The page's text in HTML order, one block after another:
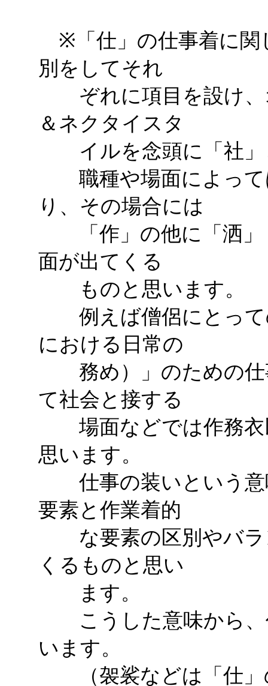
※「仕」の仕事着に関
別をしてそれ
ぞれに項目を設け、
＆ネクタイスタ
イルを念頭に「社」
職種や場面によって
り、その場合には
「作」の他に「洒」
面が出てくる
ものと思います。
例えば僧侶にとって
における日常の
務め）」のための仕
て社会と接する
場面などでは作務衣
思います。
仕事の装いという意
要素と作業着的
な要素の区別やバラ
くるものと思い
ます。
こうした意味から、
います。
（袈裟などは「仕」